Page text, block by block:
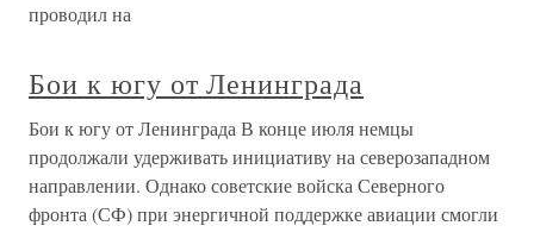
проводил на
Бои к югу от Ленинграда
Бои к югу от Ленинграда В конце июля немцы
продолжали удерживать инициативу на северозападном
направлении. Однако советские войска Северного
фронта (СФ) при энергичной поддержке авиации смогли